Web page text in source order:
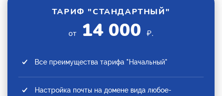
ТАРИФ "СТАНДАРТНЫЙ"
от 14 000 ₽.
Все преимущества тарифа "Начальный"
Настройка почты на домене вида любое-